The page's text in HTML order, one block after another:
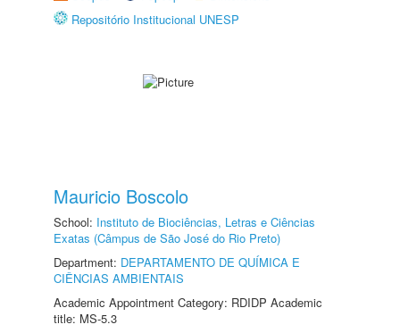
Repositório Institucional UNESP
Mauricio Boscolo
School: Instituto de Biociências, Letras e Ciências
Exatas (Câmpus de São José do Rio Preto)
Department: DEPARTAMENTO DE QUÍMICA E
CIÊNCIAS AMBIENTAIS
Academic Appointment Category: RDIDP Academic
title: MS-5.3